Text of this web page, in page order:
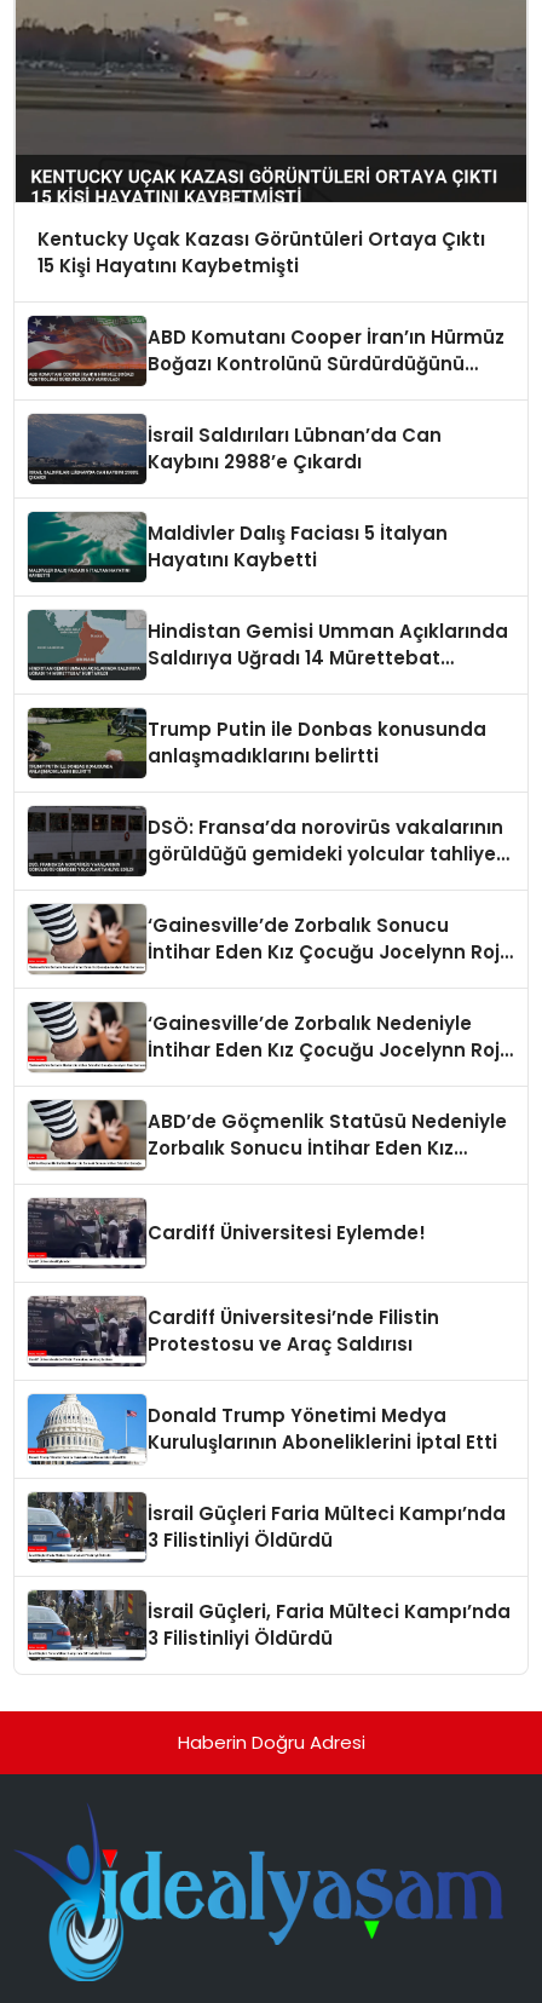
Kentucky Uçak Kazası Görüntüleri Ortaya Çıktı
15 Kişi Hayatını Kaybetmişti
ABD Komutanı Cooper İran’ın Hürmüz
Boğazı Kontrolünü Sürdürdüğünü
İsrail Saldırıları Lübnan’da Can
Kaybını 2988’e Çıkardı
Maldivler Dalış Faciası 5 İtalyan
Hayatını Kaybetti
Hindistan Gemisi Umman Açıklarında
Saldırıya Uğradı 14 Mürettebat
Trump Putin ile Donbas konusunda
anlaşmadıklarını belirtti
DSÖ: Fransa’da norovirüs vakalarının
görüldüğü gemideki yolcular tahliye
‘Gainesville’de Zorbalık Sonucu
İntihar Eden Kız Çocuğu Jocelynn Rojo
‘Gainesville’de Zorbalık Nedeniyle
İntihar Eden Kız Çocuğu Jocelynn Rojo
ABD’de Göçmenlik Statüsü Nedeniyle
Zorbalık Sonucu İntihar Eden Kız
Cardiff Üniversitesi Eylemde!
Cardiff Üniversitesi’nde Filistin
Protestosu ve Araç Saldırısı
Donald Trump Yönetimi Medya
Kuruluşlarının Aboneliklerini İptal Etti
İsrail Güçleri Faria Mülteci Kampı’nda
3 Filistinliyi Öldürdü
İsrail Güçleri, Faria Mülteci Kampı’nda
3 Filistinliyi Öldürdü
Haberin Doğru Adresi